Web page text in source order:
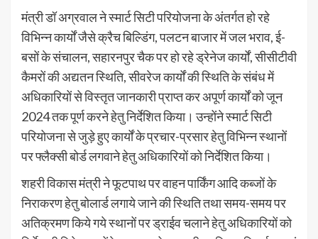
मंत्री डॉ अग्रवाल ने स्मार्ट सिटी परियोजना के अंतर्गत हो रहे
विभिन्न कार्यों जैसे क्रैच बिल्डिंग, पलटन बाजार में जल भराव, ई-
बसों के संचालन, सहारनपुर चैक पर हो रहे ड्रेनेज कार्यों, सीसीटीवी
कैमरों की अद्यतन स्थिति, सीवरेज कार्यों की स्थिति के संबंध में
अधिकारियों से विस्तृत जानकारी प्राप्त कर अपूर्ण कार्यों को जून
2024 तक पूर्ण करने हेतु निर्देशित किया। उन्होंने स्मार्ट सिटी
परियोजना से जुड़े हुए कार्यों के प्रचार-प्रसार हेतु विभिन्न स्थानों
पर फ्लैक्सी बोर्ड लगवाने हेतु अधिकारियों को निर्देशित किया।
शहरी विकास मंत्री ने फूटपाथ पर वाहन पार्किंग आदि कब्जों के
निराकरण हेतु बोलार्ड लगाये जाने की स्थिति तथा समय-समय पर
अतिक्रमण किये गये स्थानों पर ड्राईव चलाने हेतु अधिकारियों को